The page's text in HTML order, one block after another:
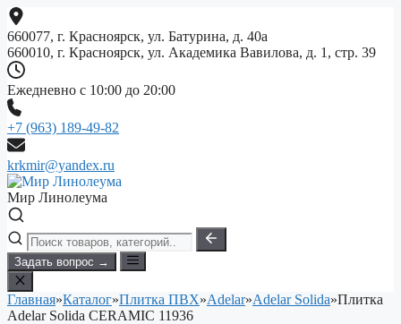
Перейти
к
содержимому
660077, г. Красноярск, ул. Батурина, д. 40а
660010, г. Красноярск, ул. Академика Вавилова, д. 1, стр. 39
Ежедневно с 10:00 до 20:00
+7 (963) 189-49-82
krkmir@yandex.ru
Мир Линолеума
Задать вопрос →
Главная»Каталог»Плитка ПВХ»Adelar»Adelar Solida»Плитка
Adelar Solida CERAMIC 11936